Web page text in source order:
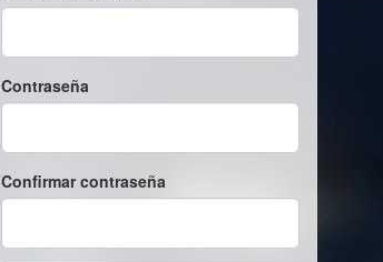
Contraseña
Confirmar contraseña